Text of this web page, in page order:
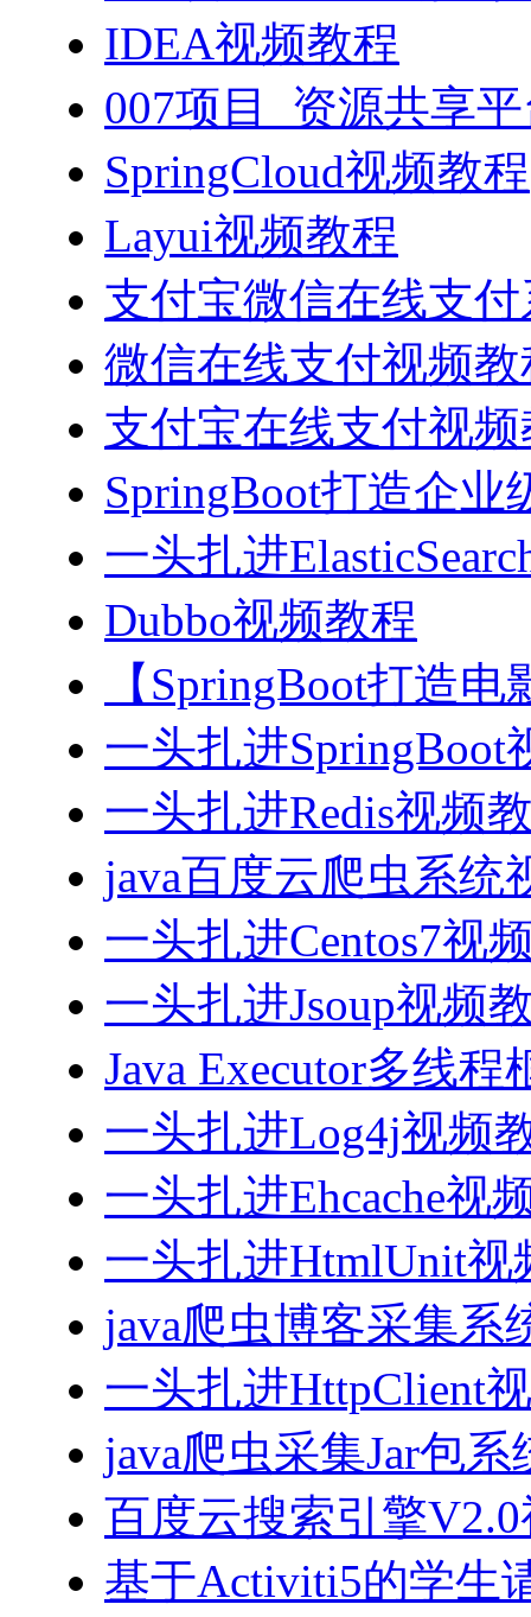
IDEA视频教程
007项目_资源共享
SpringCloud视频教程
Layui视频教程
支付宝微信在线支
微信在线支付视频教
支付宝在线支付视
SpringBoot打造企业
一头扎进
Dubbo视频教程
【SpringBoot打造
一头扎进SpringBoot
一头扎进Redis视频
java百度云爬虫系统
一头扎进Centos7视
一头扎进Jsoup视频
Java Executor多线
一头扎进Log4j视频
一头扎进Ehcache视
一头扎进HtmlUnit视
java爬虫博客采集系
一头扎进HttpClient
java爬虫采集Jar包
百度云搜索引擎
基于Activiti5的学生